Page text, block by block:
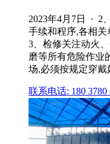
2023年4月7日 · 2
手续和程序,各相关
3、检修关注动火
磨等所有危险作业
场,必须按规定穿
联系电话: 180 3780